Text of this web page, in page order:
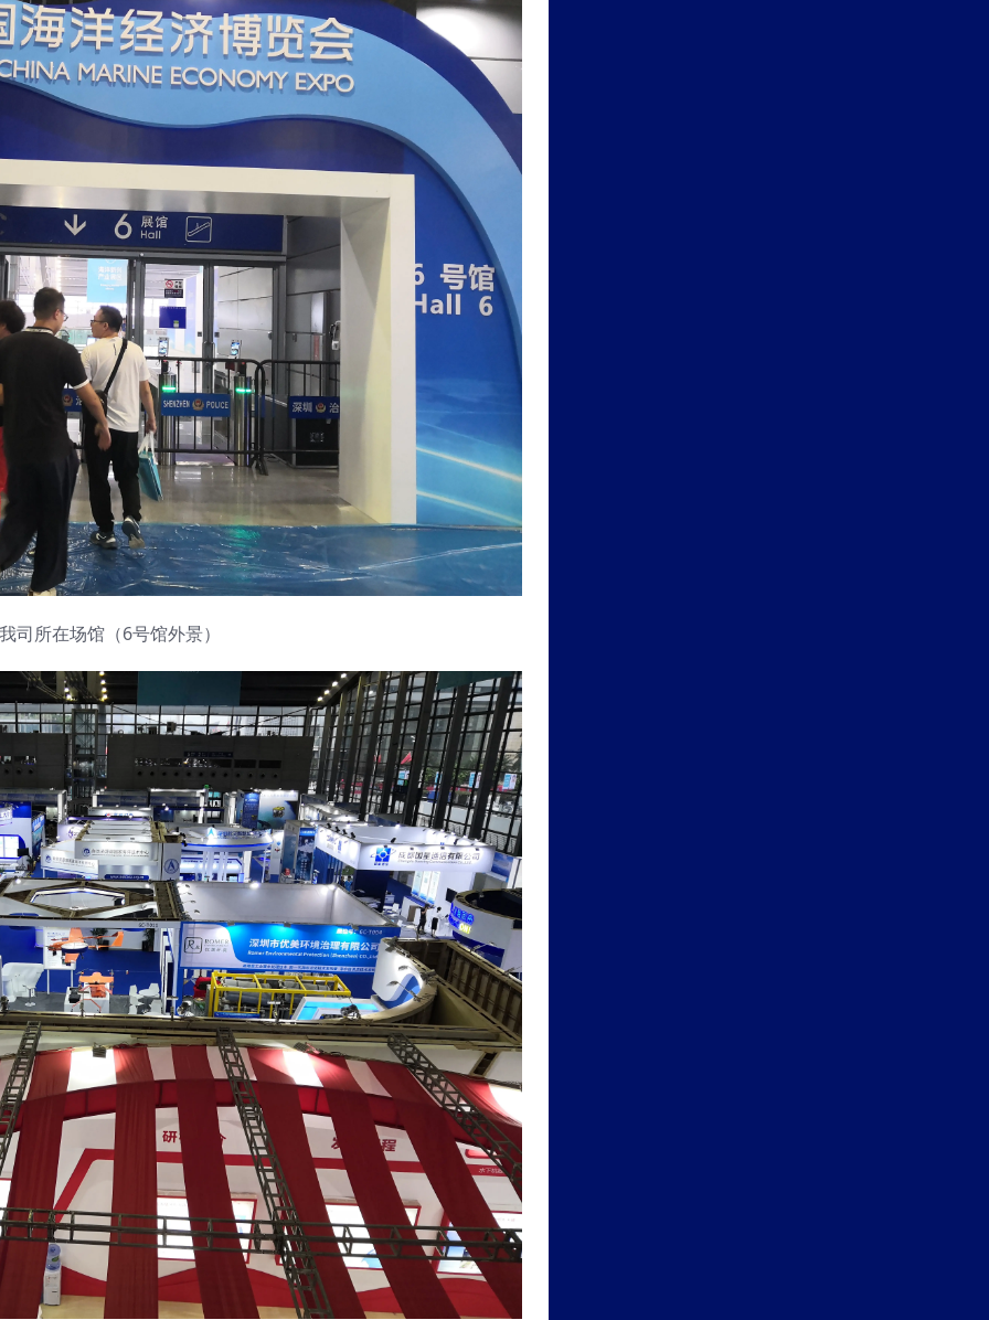
司所在场馆（6号馆外景）